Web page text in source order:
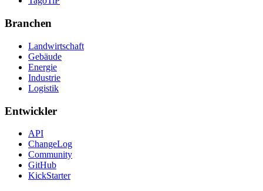
Branchen
Landwirtschaft
Gebäude
Energie
Industrie
Logistik
Entwickler
API
ChangeLog
Community
GitHub
KickStarter